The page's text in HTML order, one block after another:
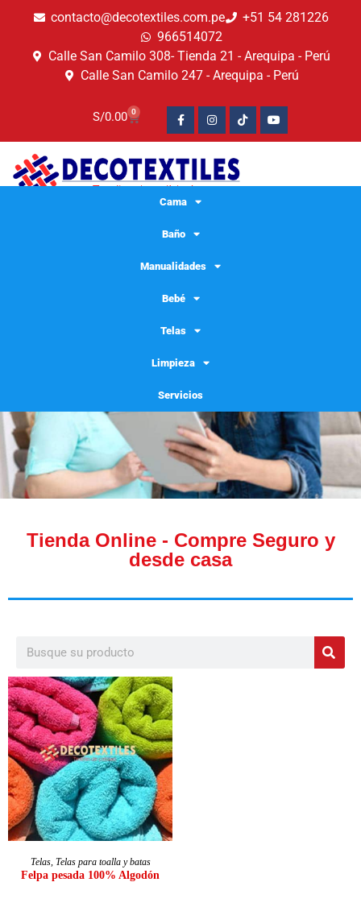
contacto@decotextiles.com.pe
+51 54 281226
966514072
Calle San Camilo 308- Tienda 21 - Arequipa - Perú
Calle San Camilo 247 - Arequipa - Perú​
S/0.00 0
Cama
Baño
Manualidades
Bebé
Telas
Limpieza
Servicios
felpa algodon
Tienda Online - Compre Seguro y
desde casa
SELECCIONAR OPCIONES
Telas, Telas para toalla y batas
Felpa pesada 100% Algodón